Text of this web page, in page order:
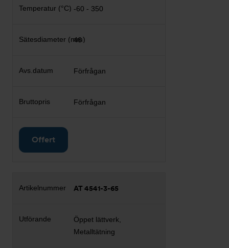
-60 - 350
46
Förfrågan
Förfrågan
Offert
AT 4541-3-65
Öppet lättverk,
Metalltätning